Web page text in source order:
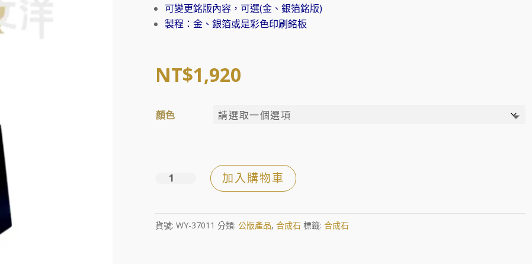
可變更銘版內容，可選(金、銀箔銘版)
製程：金、銀箔或是彩色印刷銘板
NT$1,920
顏色
數
量
加入購物車
貨號:WY-37011 分類:公版產品,合成石 標籤:合成石